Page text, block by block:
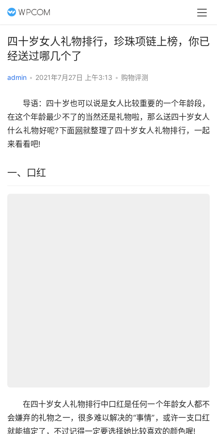
四十岁女人礼物排行，珍珠项链上榜，你已
经送过哪几个了
admin • 2021年7月27日 上午3:13 • 购物评测
导语：四十岁也可以说是女人比较重要的一个年龄段，
在这个年龄最少不了的当然还是礼物啦，那么送四十岁女人
什么礼物好呢?下面网就整理了四十岁女人礼物排行，一起
来看看吧!
一、口红
在四十岁女人礼物排行中口红是任何一个年龄女人都不
会嫌弃的礼物之一，很多难以解决的“事情”，或许一支口红
就能搞定了，不过记得一定要选择她比较喜欢的颜色喔!